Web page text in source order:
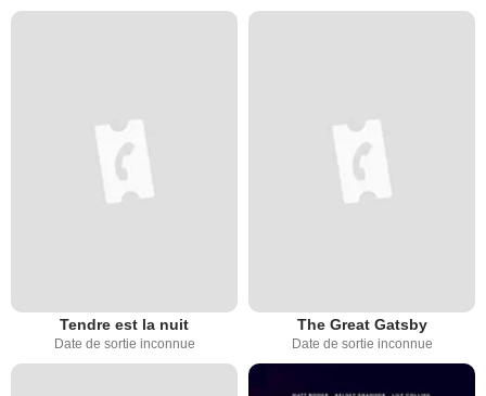
Tendre est la nuit
Date de sortie inconnue
The Great Gatsby
Date de sortie inconnue